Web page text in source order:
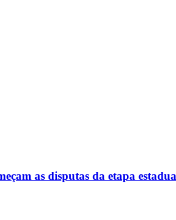
as disputas da etapa